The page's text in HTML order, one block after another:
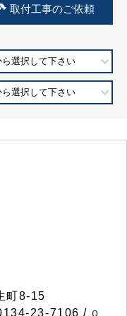
取付工事のご依頼
ら選択して下さい
ら選択して下さい
町8-15
23-7106 / o